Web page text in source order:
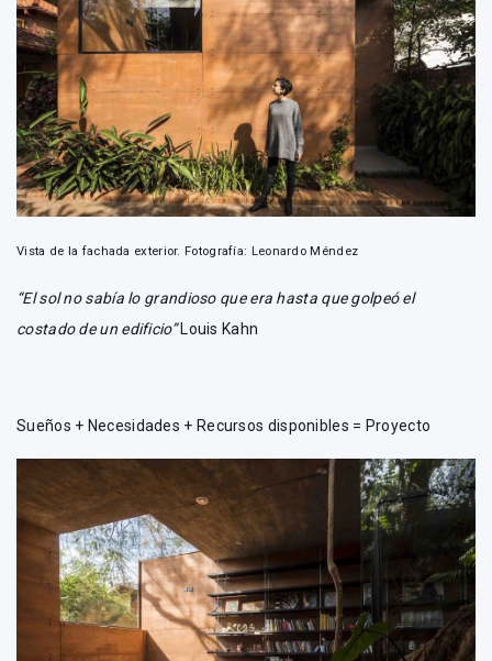
Vista de la fachada exterior. Fotografía: Leonardo Méndez
“El sol no sabía lo grandioso que era hasta que golpeó el
costado de un edificio”Louis Kahn
Sueños + Necesidades + Recursos disponibles = Proyecto